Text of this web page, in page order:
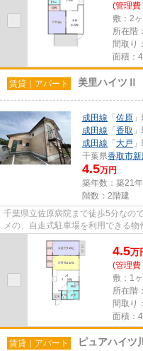
(管理費
敷：2
所在階
間取り
面積：
賃貸｜アパート 美里ハイツⅡ
成田線 「 佐原
成田線 「 香取
成田線 「 大戸
千葉県香取市
4.5万円
築年数：築21年
階数：2階建
千葉県立佐原病院まで徒歩5分なの
メの、自走式駐車場を利用できる
4.5万
(管理費
敷：1
所在階
間取り
面積：
賃貸｜アパート ピュアハイツ